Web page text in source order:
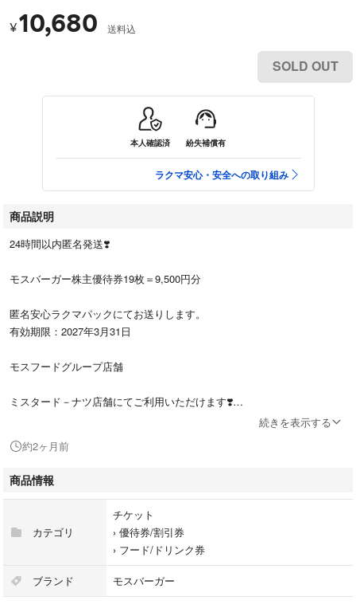
¥10,680 送料込
SOLD OUT
本人確認済 紛失補償有
ラクマ安心・安全への取り組み
商品説明
24時間以内匿名発送❣️
モスバーガー株主優待券19枚＝9,500円分
匿名安心ラクマパックにてお送りします。
有効期限：2027年3月31日
モスフードグループ店舗
ミスタード－ナツ店舗にてご利用いただけます❣️
も使えすごく便利です。
❣️有効期限がまだまだなので安心して御使用頂けます。❣️
よろしくお願いします❣️
❎値下げコメント対応しませんので
ごめんなさい。
続きを表示する
約2ヶ月前
商品情報
カテゴリ
チケット
› 優待券/割引券
› フード/ドリンク券
ブランド モスバーガー